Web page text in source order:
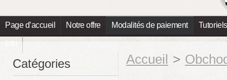
Page d’accueil Notre offre Modalités de paiement Tutoriels
Info
Accueil >
Catégories